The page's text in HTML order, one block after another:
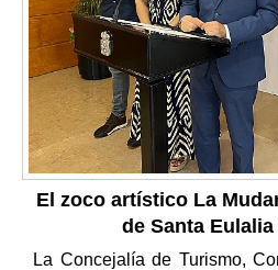
El zoco artístico La
de Santa
La Concejalía de Turismo,